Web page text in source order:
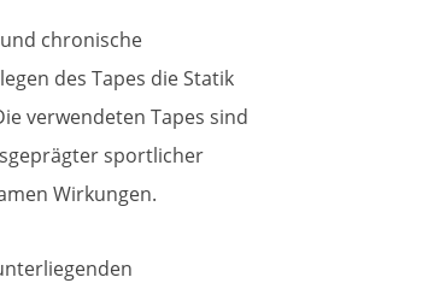
chronische
des Tapes die Statik
verwendeten Tapes sind
sportlicher
Wirkungen.